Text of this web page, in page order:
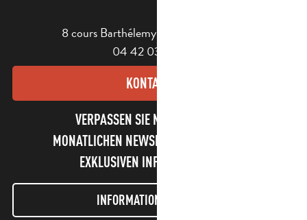
8 cours Barthélemy - 13400 Aubagne
04 42 03 49 98
KONTAKT
VERPASSEN SIE NICHT UNSEREN
MONATLICHEN NEWSLETTER UND UNSERE
EXKLUSIVEN INFORMATIONEN!
INFORMATIONEN LETTER